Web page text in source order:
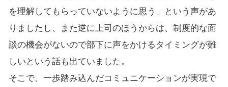
を理解してもらっていないように思う」という声があ
りましたし、また逆に上司のほうからは、制度的な面
談の機会がないので部下に声をかけるタイミングが難
しいという話も出ていました。
そこで、一歩踏み込んだコミュニケーションが実現で